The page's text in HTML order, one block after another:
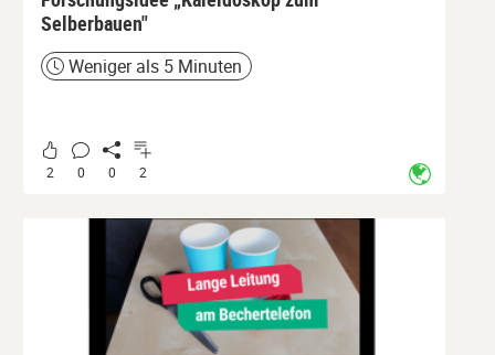
Selberbauen"
ZeitWeniger als 5 Minuten
2 0 0 2